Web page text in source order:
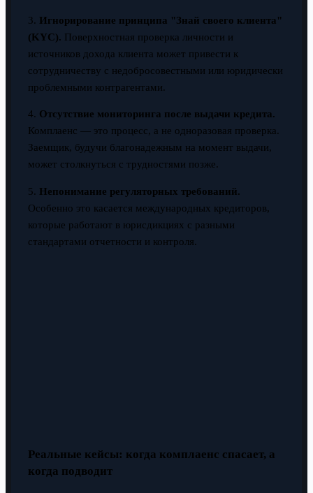
3. Игнорирование принципа "Знай своего клиента"
(KYC). Поверхностная проверка личности и
источников дохода клиента может привести к
сотрудничеству с недобросовестными или юридически
проблемными контрагентами.
4. Отсутствие мониторинга после выдачи кредита.
Комплаенс — это процесс, а не одноразовая проверка.
Заемщик, будучи благонадежным на момент выдачи,
может столкнуться с трудностями позже.
5. Непонимание регуляторных требований.
Особенно это касается международных кредиторов,
которые работают в юрисдикциях с разными
стандартами отчетности и контроля.
Реальные кейсы: когда комплаенс спасает, а
когда подводит